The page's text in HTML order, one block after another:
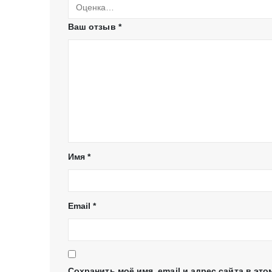
Ваш отзыв *
Имя*
Email*